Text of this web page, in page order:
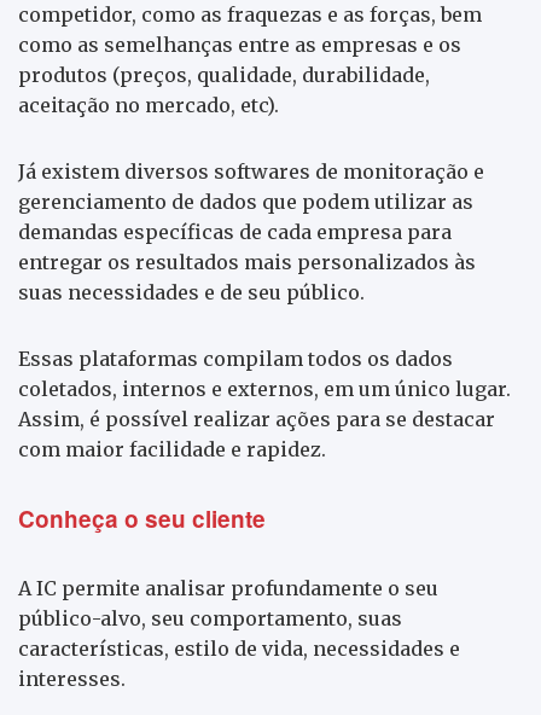
competidor, como as fraquezas e as forças, bem
como as semelhanças entre as empresas e os
produtos (preços, qualidade, durabilidade,
aceitação no mercado, etc).
Já existem diversos softwares de monitoração e
gerenciamento de dados que podem utilizar as
demandas específicas de cada empresa para
entregar os resultados mais personalizados às
suas necessidades e de seu público.
Essas plataformas compilam todos os dados
coletados, internos e externos, em um único lugar.
Assim, é possível realizar ações para se destacar
com maior facilidade e rapidez.
Conheça o seu cliente
A IC permite analisar profundamente o seu
público-alvo, seu comportamento, suas
características, estilo de vida, necessidades e
interesses.